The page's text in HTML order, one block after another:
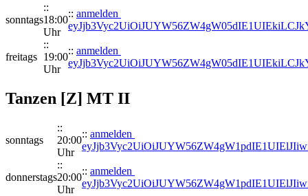
sonntags
::
18:00
Uhr
:: anmelden
freitags
::
19:00
Uhr
:: anmelden
Tanzen [Z] MT II
sonntags
::
20:00
Uhr
:: anmelden
donnerstags
::
20:00
Uhr
:: anmelden